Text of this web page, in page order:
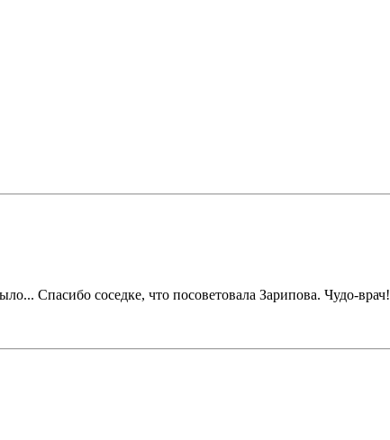
Спасибо соседке, что посоветовала Зарипова. Чудо-врач!